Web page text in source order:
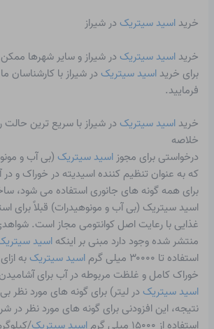
خرید اسید سیتریک در شیراز
خرید اسید سیتریک در شیراز و سایر شهرها
برای خرید اسید سیتریک در شیراز با
فرمایید.
خرید اسید سیتریک در شیراز با سریع ترین حالت
خلاصه
درخواستی برای مجوز اسید سیتریک (بی آب و
که به عنوان تنظیم کننده اسیدیته در خوراک و
برای همه گونه های جانوری استفاده می شود،
اسید سیتریک (بی آب و مونوهیدرات) قبلاً برای
غذایی با رعایت اصل کوانتومی مجاز است.
منتشر شده وجود دارد مبنی بر اینکه اسید
استفاده تا ۳۰۰۰۰ میلی گرم
اسید سیتریک به
خوراک کامل و غلظت مربوطه در آب برای آشامیدن (۱۰۰۰۰ میلی
اسید سیتریک در لیتر) برای گونه های مورد
نتیجه، این افزودنی برای گونه های مورد نظر در
استفاده از ۱۵۰۰۰ میلی گرم
اسید سیتریک/